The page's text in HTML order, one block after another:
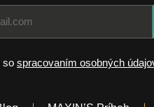
so spracovaním osobných